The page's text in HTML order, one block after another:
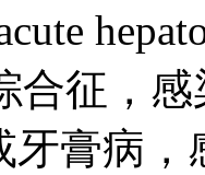
征，感
牙膏病，